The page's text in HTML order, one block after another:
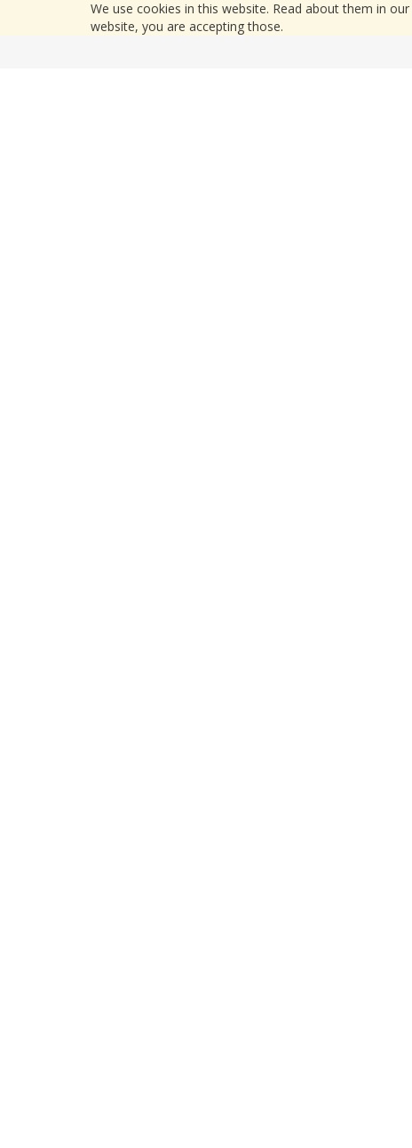
We use cookies in this website. Read about them in our
website, you are accepting those.